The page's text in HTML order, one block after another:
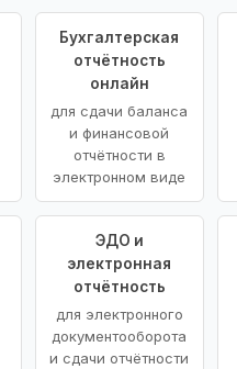
Бухгалтерская
отчётность
онлайн
для сдачи баланса
и финансовой
отчётности в
электронном виде
ЭДО и
электронная
отчётность
для электронного
документооборота
и сдачи отчётности